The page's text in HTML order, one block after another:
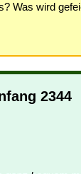
Was wird
2344